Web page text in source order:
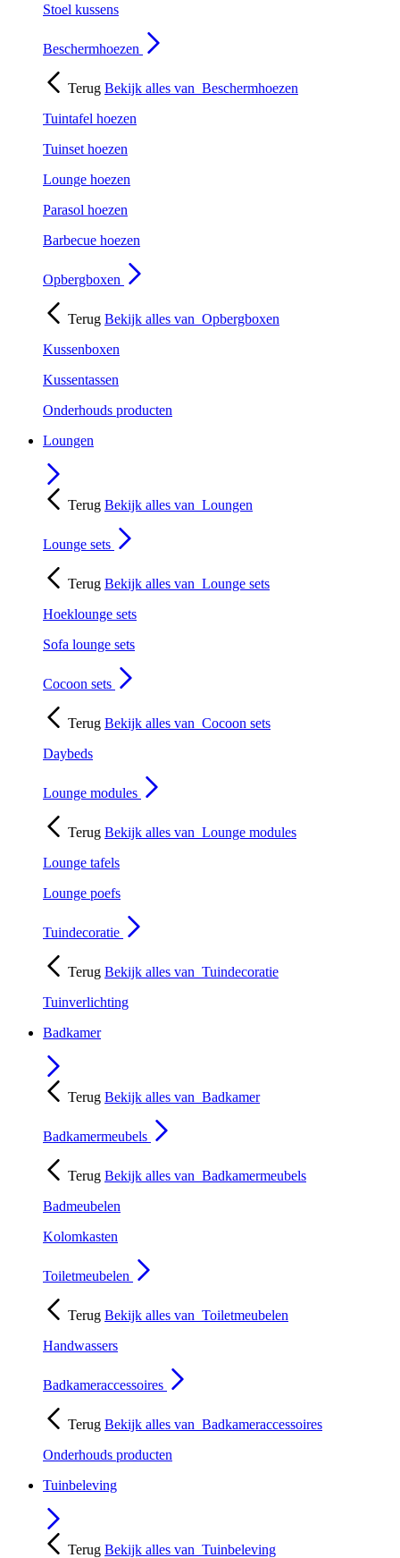
Stoel kussens
Beschermhoezen
Terug Bekijk alles van Beschermhoezen
Tuintafel hoezen
Tuinset hoezen
Lounge hoezen
Parasol hoezen
Barbecue hoezen
Opbergboxen
Terug Bekijk alles van Opbergboxen
Kussenboxen
Kussentassen
Onderhouds producten
Loungen
Terug Bekijk alles van Loungen
Lounge sets
Terug Bekijk alles van Lounge sets
Hoeklounge sets
Sofa lounge sets
Cocoon sets
Terug Bekijk alles van Cocoon sets
Daybeds
Lounge modules
Terug Bekijk alles van Lounge modules
Lounge tafels
Lounge poefs
Tuindecoratie
Terug Bekijk alles van Tuindecoratie
Tuinverlichting
Badkamer
Terug Bekijk alles van Badkamer
Badkamermeubels
Terug Bekijk alles van Badkamermeubels
Badmeubelen
Kolomkasten
Toiletmeubelen
Terug Bekijk alles van Toiletmeubelen
Handwassers
Badkameraccessoires
Terug Bekijk alles van Badkameraccessoires
Onderhouds producten
Tuinbeleving
Terug Bekijk alles van Tuinbeleving